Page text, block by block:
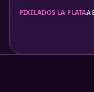
PIXELADOS LA PLATA